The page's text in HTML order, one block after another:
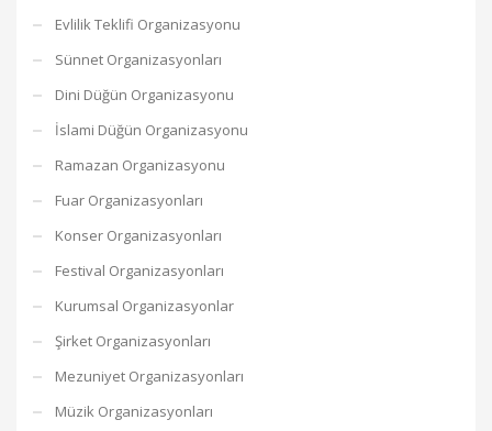
Evlilik Teklifi Organizasyonu
Sünnet Organizasyonları
Dini Düğün Organizasyonu
İslami Düğün Organizasyonu
Ramazan Organizasyonu
Fuar Organizasyonları
Konser Organizasyonları
Festival Organizasyonları
Kurumsal Organizasyonlar
Şirket Organizasyonları
Mezuniyet Organizasyonları
Müzik Organizasyonları